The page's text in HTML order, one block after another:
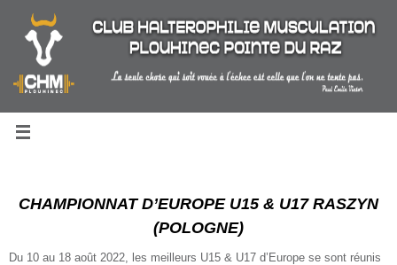
contenu
CHAMPIONNAT D’EUROPE U15 & U17 RASZYN
(POLOGNE)
Du 10 au 18 août 2022, les meilleurs U15 & U17 d’Europe se sont réunis